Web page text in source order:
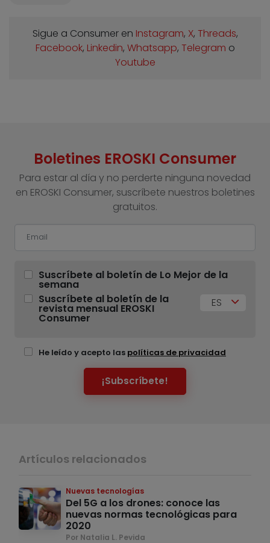
Sigue a Consumer en Instagram, X, Threads,
Facebook, Linkedin, Whatsapp, Telegram o
Youtube
Boletines EROSKI Consumer
Para estar al día y no perderte ninguna novedad
en EROSKI Consumer, suscríbete nuestros boletines
gratuitos.
Suscríbete al boletín de Lo Mejor de la
semana
Suscríbete al boletín de la
revista mensual EROSKI
Consumer
ES
He leído y acepto las políticas de privacidad
¡Subscríbete!
Artículos relacionados
Nuevas tecnologías
Del 5G a los drones: conoce las
nuevas normas tecnológicas para
2020
Por Natalia L. Pevida